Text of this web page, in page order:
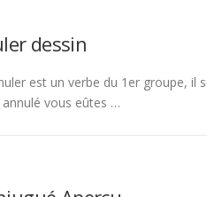
dessin
est un verbe du 1er groupe, il
vous eûtes …